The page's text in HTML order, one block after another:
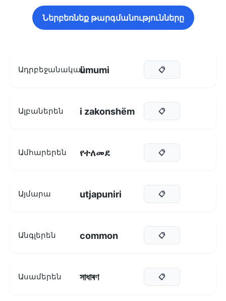
Ներբեռնեք թարգմանությունները
Ադրբեջանականümumi 📋
Ալբաներեն i zakonshëm 📋
Ամհարերեն የተለመደ 📋
Այմարա utjapuniri 📋
Անգլերեն common 📋
Ասամերեն সাধাৰণ 📋